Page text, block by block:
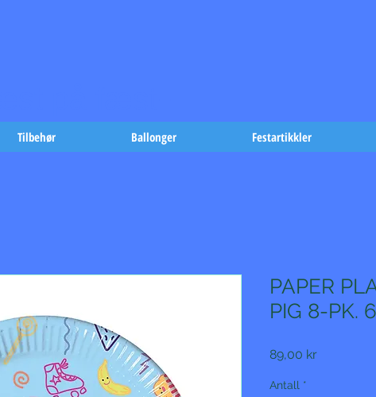
Tilbehør Ballonger Festartikkler
PAPER
PIG 8-PK.
89,00 krPris
Antall *